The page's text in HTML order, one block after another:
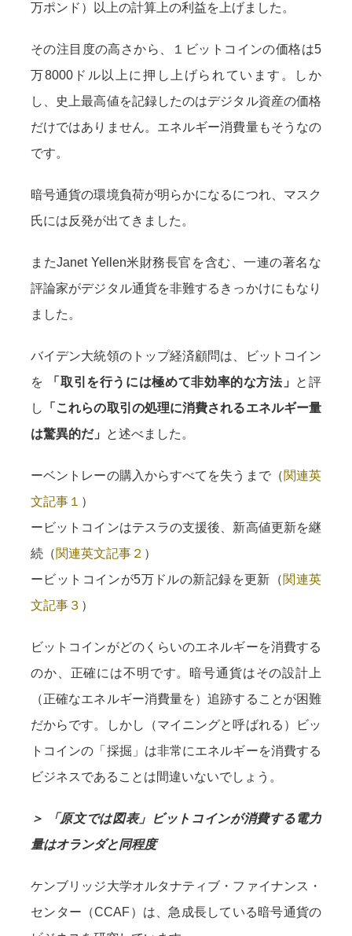
万ポンド）以上の計算上の利益を上げました。
その注目度の高さから、１ビットコインの価格は5
万8000ドル以上に押し上げられています。しか
し、史上最高値を記録したのはデジタル資産の価格
だけではありません。エネルギー消費量もそうなの
です。
暗号通貨の環境負荷が明らかになるにつれ、マスク
氏には反発が出てきました。
またJanet Yellen米財務長官を含む、一連の著名な
評論家がデジタル通貨を非難するきっかけにもなり
ました。
バイデン大統領のトップ経済顧問は、ビットコイン
を 「取引を行うには極めて非効率的な方法」 と評
し
「これらの取引の処理に消費されるエネルギー量
は驚異的だ」
と述べました。
ーベントレーの購入からすべてを失うまで（関連英
文記事１ ）
ービットコインはテスラの支援後、新高値更新を継
続（関連英文記事２ ）
ービットコインが5万ドルの新記録を更新（関連英
文記事３ ）
ビットコインがどのくらいのエネルギーを消費する
のか、正確には不明です。暗号通貨はその設計上
（正確なエネルギー消費量を）追跡することが困難
だからです。しかし（マイニングと呼ばれる）ビッ
トコインの「採掘」は非常にエネルギーを消費する
ビジネスであることは間違いないでしょう。
＞ 「原文では図表」ビットコインが消費する電力
量はオランダと同程度
ケンブリッジ大学オルタナティブ・ファイナンス・
センター（CCAF）は、急成長している暗号通貨の